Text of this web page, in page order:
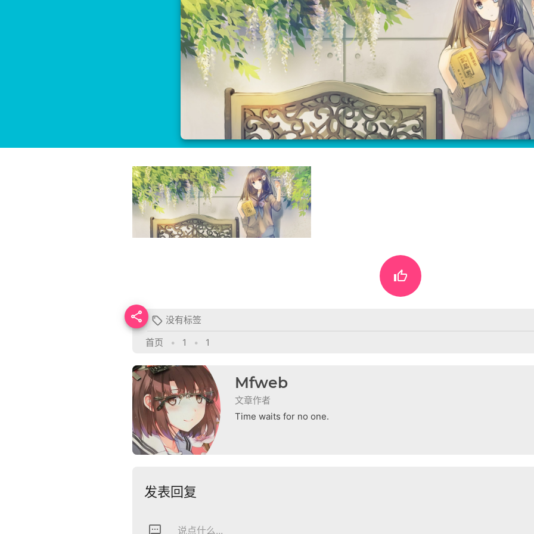

  没有标签
首页 • 1 • 1
Mfweb
文章作者
Time waits for no one.
发表回复
textsms 说点什么...